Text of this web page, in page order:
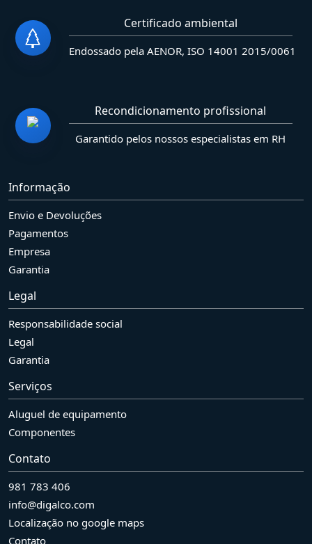
Certificado ambiental
Endossado pela AENOR, ISO 14001 2015/0061
Recondicionamento profissional
Garantido pelos nossos especialistas em RH
Informação
Envio e Devoluções
Pagamentos
Empresa
Garantia
Legal
Responsabilidade social
Legal
Garantia
Serviços
Aluguel de equipamento
Componentes
Contato
981 783 406
info@digalco.com
Localização no google maps
Contato